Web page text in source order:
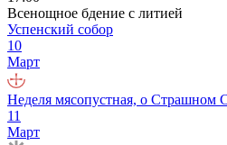
Всенощное бдение с литией
Успенский собор
10
Март
Неделя мясопустная, о Страшном
11
Март